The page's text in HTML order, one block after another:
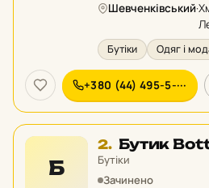
Шевченківський·
Бутіки Одяг і
+380 (44) 495-5-···
Б
2. Місце
2
у
Бутик
Бутіки
Зачинено